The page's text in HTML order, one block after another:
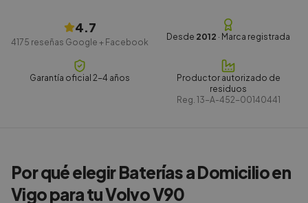
4.7
4175 reseñas Google + Facebook
Desde 2012 · Marca registrada
Garantía oficial 2-4 años
Productor autorizado de
residuos
Reg. 13-A-452-00140441
Por qué elegir Baterías a Domicilio en
Vigo para tu Volvo V90